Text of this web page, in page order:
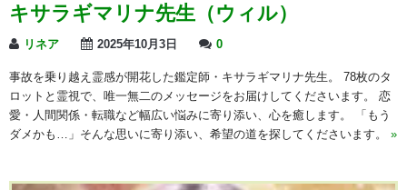
キサラギマリナ先生（ウィル）
リネア 2025年10月3日 0
事故を乗り越え霊感が開花した鑑定師・キサラギマリナ先生。 78枚のタ
ロットと霊視で、唯一無二のメッセージをお届けしてくださいます。 恋
愛・人間関係・転職など幅広い悩みに寄り添い、心を癒します。 「もう
ダメかも…」そんな思いに寄り添い、希望の道を探してくださいます。 »